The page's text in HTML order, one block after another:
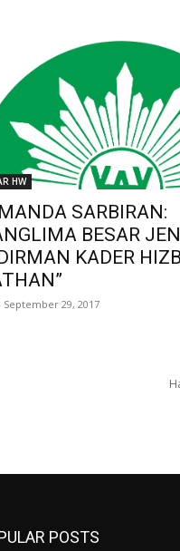
HW
SARBIRAN:
BESAR
KADER
- September 29, 2017
POSTS